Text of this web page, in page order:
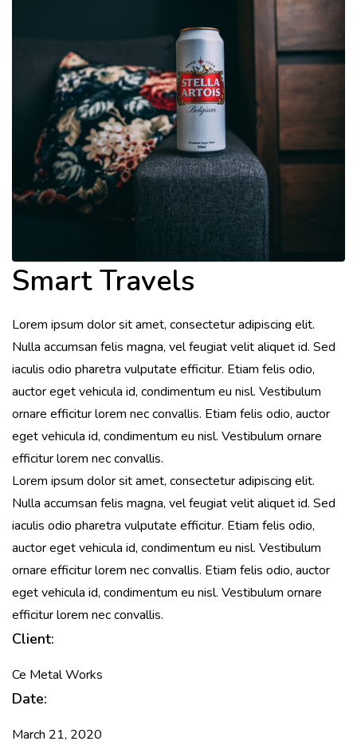
Smart Travels
Lorem ipsum dolor sit amet, consectetur adipiscing elit.
Nulla accumsan felis magna, vel feugiat velit aliquet id. Sed
iaculis odio pharetra vulputate efficitur. Etiam felis odio,
auctor eget vehicula id, condimentum eu nisl. Vestibulum
ornare efficitur lorem nec convallis. Etiam felis odio, auctor
eget vehicula id, condimentum eu nisl. Vestibulum ornare
efficitur lorem nec convallis.
Lorem ipsum dolor sit amet, consectetur adipiscing elit.
Nulla accumsan felis magna, vel feugiat velit aliquet id. Sed
iaculis odio pharetra vulputate efficitur. Etiam felis odio,
auctor eget vehicula id, condimentum eu nisl. Vestibulum
ornare efficitur lorem nec convallis. Etiam felis odio, auctor
eget vehicula id, condimentum eu nisl. Vestibulum ornare
efficitur lorem nec convallis.
Client:
Ce Metal Works
Date:
March 21, 2020